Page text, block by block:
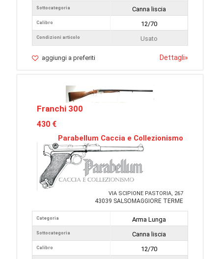
Sottocategoria
Calibro
Condizioni articolo
Canna liscia
12/70
Usato
aggiungi a preferiti Dettagli»
Franchi 300
430 €
Parabellum Caccia e Collezionismo
VIA SCIPIONE PASTORIA, 267
43039 SALSOMAGGIORE TERME
Categoria
Sottocategoria
Calibro
Arma Lunga
Canna liscia
12/70